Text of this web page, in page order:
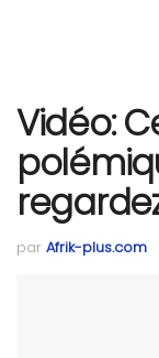
Vidéo:
par Afrik-plus.com